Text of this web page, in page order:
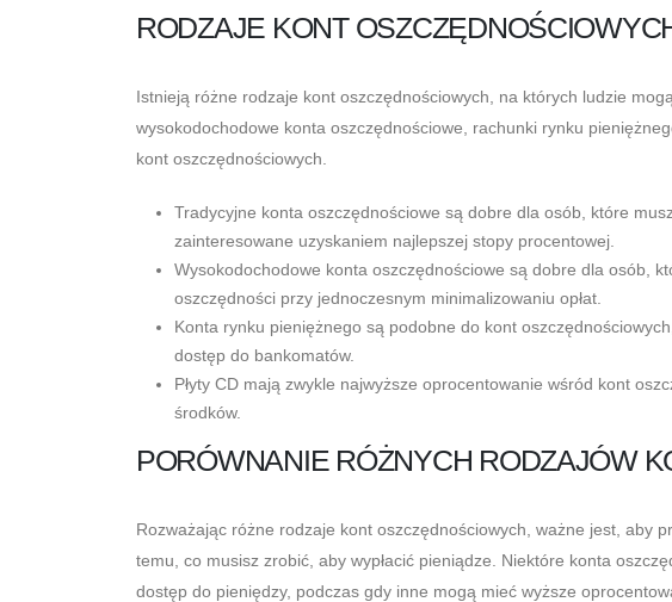
RODZAJE KONT
Istnieją różne rodzaje kont oszczędnościowych, na których ludzie
wysokodochodowe konta oszczędnościowe, rachunki rynku
kont oszczędnościowych.
Tradycyjne konta oszczędnościowe są dobre dla osób, które
zainteresowane uzyskaniem najlepszej stopy procentowej.
Wysokodochodowe konta oszczędnościowe są dobre dla osób,
oszczędności przy jednoczesnym minimalizowaniu opłat.
Konta rynku pieniężnego są podobne do kont
dostęp do bankomatów.
Płyty CD mają zwykle najwyższe oprocentowanie wśród kont
środków.
PORÓWNANIE RÓŻNYCH RODZAJÓW
Rozważając różne rodzaje kont oszczędnościowych, ważne jest, aby
temu, co musisz zrobić, aby wypłacić pieniądze. Niektóre konta
dostęp do pieniędzy, podczas gdy inne mogą mieć wyższe